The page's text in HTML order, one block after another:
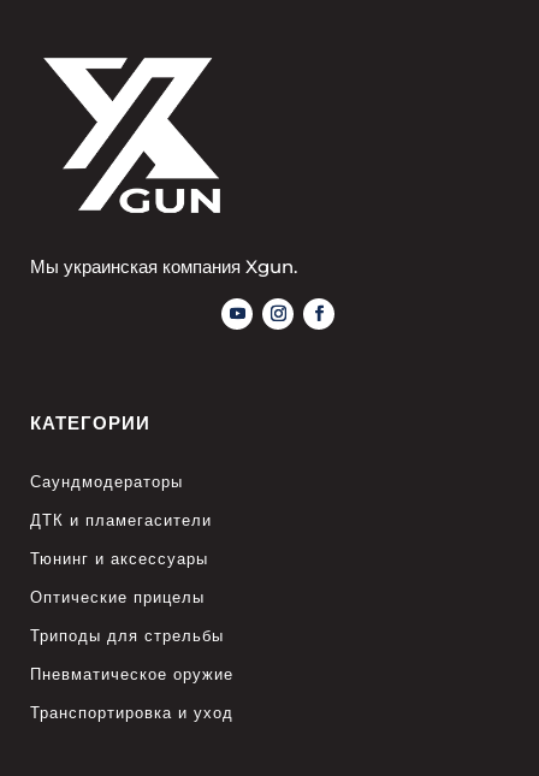
Мы украинская компания Xgun.
КАТЕГОРИИ
Саундмодераторы
ДТК и пламегасители
Тюнинг и аксессуары
Оптические прицелы
Триподы для стрельбы
Пневматическое оружие
Транспортировка и уход